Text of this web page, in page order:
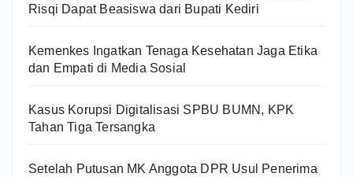
Risqi Dapat Beasiswa dari Bupati Kediri
Kemenkes Ingatkan Tenaga Kesehatan Jaga Etika
dan Empati di Media Sosial
Kasus Korupsi Digitalisasi SPBU BUMN, KPK
Tahan Tiga Tersangka
Setelah Putusan MK Anggota DPR Usul Penerima